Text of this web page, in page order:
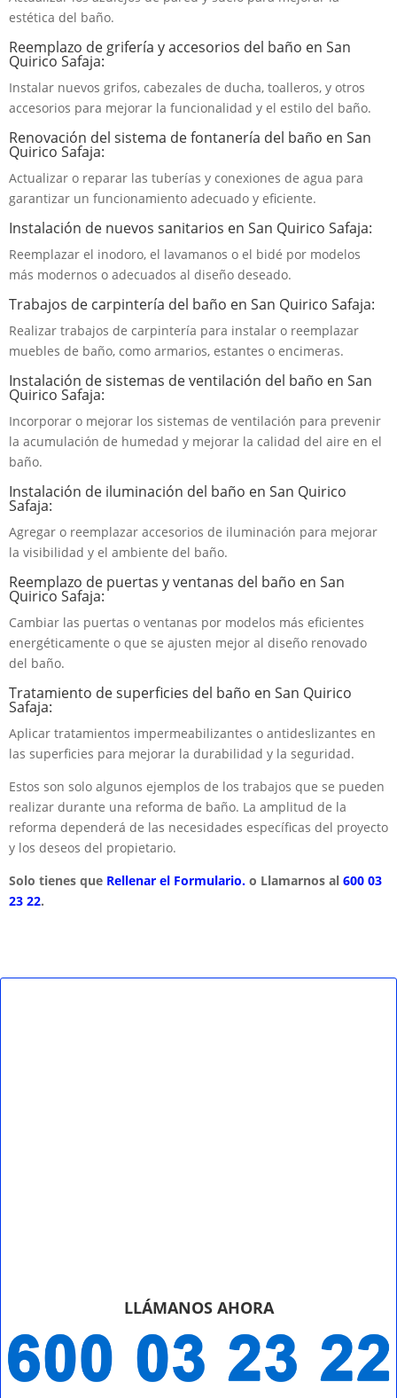
estética del baño.
Reemplazo de grifería y accesorios del baño en San
Quirico Safaja:
Instalar nuevos grifos, cabezales de ducha, toalleros, y otros
accesorios para mejorar la funcionalidad y el estilo del baño.
Renovación del sistema de fontanería del baño en San
Quirico Safaja:
Actualizar o reparar las tuberías y conexiones de agua para
garantizar un funcionamiento adecuado y eficiente.
Instalación de nuevos sanitarios en San Quirico Safaja:
Reemplazar el inodoro, el lavamanos o el bidé por modelos
más modernos o adecuados al diseño deseado.
Trabajos de carpintería del baño en San Quirico Safaja:
Realizar trabajos de carpintería para instalar o reemplazar
muebles de baño, como armarios, estantes o encimeras.
Instalación de sistemas de ventilación del baño en San
Quirico Safaja:
Incorporar o mejorar los sistemas de ventilación para prevenir
la acumulación de humedad y mejorar la calidad del aire en el
baño.
Instalación de iluminación del baño en San Quirico
Safaja:
Agregar o reemplazar accesorios de iluminación para mejorar
la visibilidad y el ambiente del baño.
Reemplazo de puertas y ventanas del baño en San
Quirico Safaja:
Cambiar las puertas o ventanas por modelos más eficientes
energéticamente o que se ajusten mejor al diseño renovado
del baño.
Tratamiento de superficies del baño en San Quirico
Safaja:
Aplicar tratamientos impermeabilizantes o antideslizantes en
las superficies para mejorar la durabilidad y la seguridad.
Estos son solo algunos ejemplos de los trabajos que se pueden
realizar durante una reforma de baño. La amplitud de la
reforma dependerá de las necesidades específicas del proyecto
y los deseos del propietario.
Solo tienes que Rellenar el Formulario. o Llamarnos al 600 03
23 22.
LLÁMANOS AHORA